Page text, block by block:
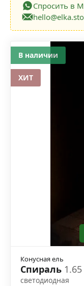
Спросить в
Конусная ель
Спираль
светодиодная
В наличии
ХИТ